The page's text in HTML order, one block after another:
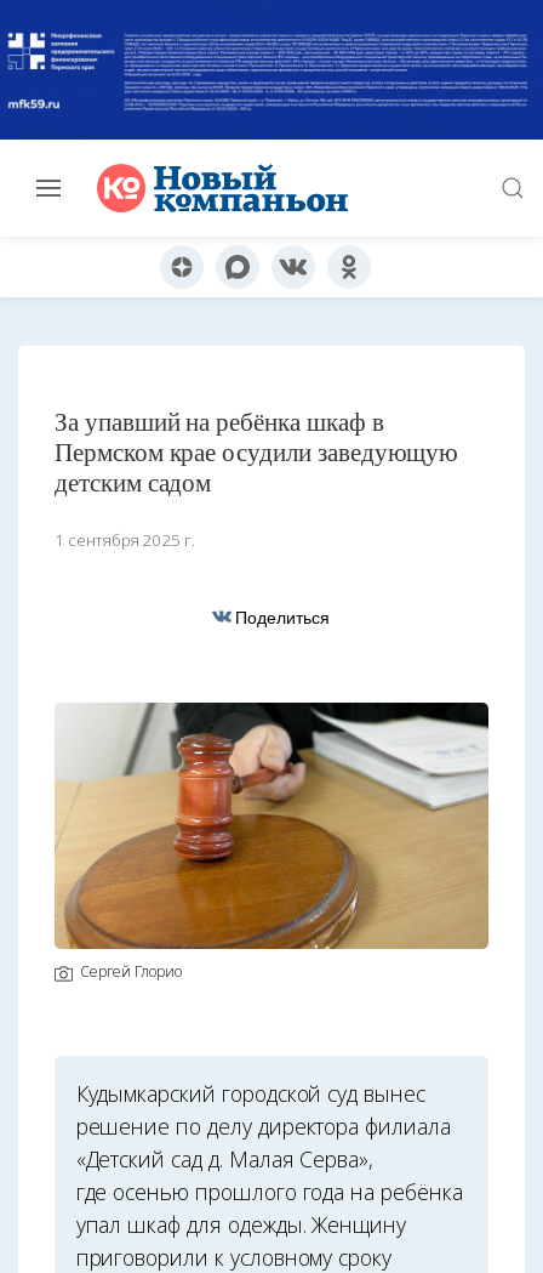
За упавший на ребёнка шкаф в
Пермском крае осудили заведующую
детским садом
1 сентября 2025 г.
Поделиться
Сергей Глорио
Кудымкарский городской суд вынес
решение по делу директора филиала
«Детский сад д. Малая Серва»,
где осенью прошлого года на ребёнка
упал шкаф для одежды. Женщину
приговорили к условному сроку